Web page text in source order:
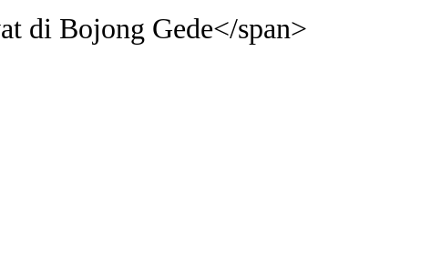
di Bojong Gede</span>